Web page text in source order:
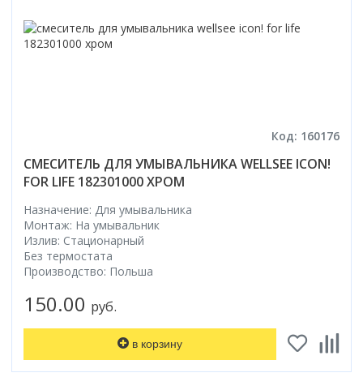
Код: 160176
СМЕСИТЕЛЬ ДЛЯ УМЫВАЛЬНИКА WELLSEE ICON!
FOR LIFE 182301000 ХРОМ
Назначение: Для умывальника
Монтаж: На умывальник
Излив: Стационарный
Без термостата
Производство: Польша
150.00 руб.
в корзину